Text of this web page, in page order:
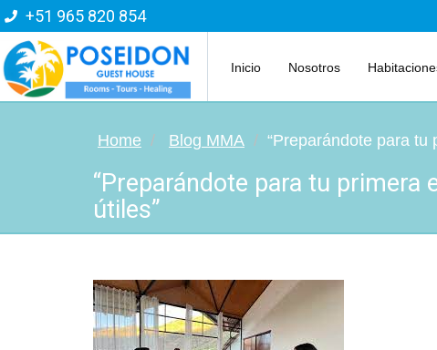
+51 965 820 854
Inicio Nosotros
Home Blog MMA “Preparándote para tu
“Preparándote para tu primera
útiles”